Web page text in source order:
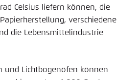
Celsius liefern können, die
verschiedene
die Lebensmittelindustrie
und Lichtbogenöfen können